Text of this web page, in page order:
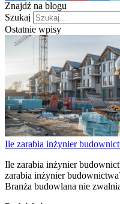
Znajdź na blogu
Szukaj
Ostatnie wpisy
Ile zarabia inżynier
Ile zarabia inżynier
zarabia inżynier
Branża budowlana nie